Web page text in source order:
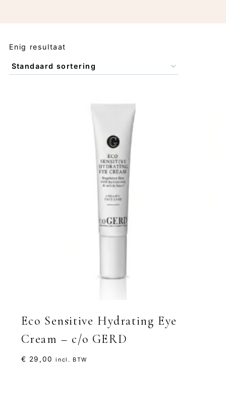
Enig resultaat
Eco Sensitive Hydrating Eye
Cream – c/o GERD
€ 29,00 incl. BTW